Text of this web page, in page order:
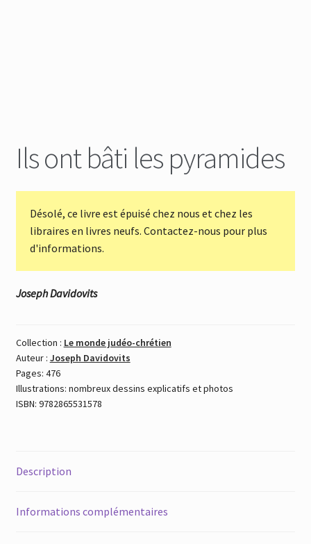
Ils ont bâti les pyramides
Désolé, ce livre est épuisé chez nous et chez les
libraires en livres neufs. Contactez-nous pour plus
d'informations.
Joseph Davidovits
Collection : Le monde judéo-chrétien
Auteur : Joseph Davidovits
Pages: 476
Illustrations: nombreux dessins explicatifs et photos
ISBN: 9782865531578
Description
Informations complémentaires